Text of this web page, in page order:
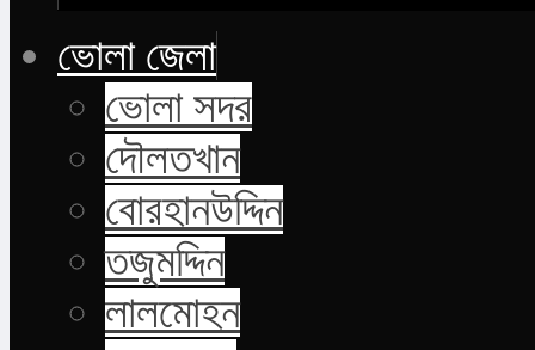
ভোলা জেলা
ভোলা সদর
দৌলতখান
বোরহানউদ্দিন
তজুমদ্দিন
লালমোহন